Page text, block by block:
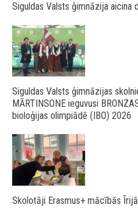
Siguldas Valsts ģimnāzija aicina
Siguldas Valsts ģimnāzijas
MĀRTINSONE ieguvusi
bioloģijas olimpiādē (IBO) 2026
Skolotāji Erasmus+ mācībās Īrijā